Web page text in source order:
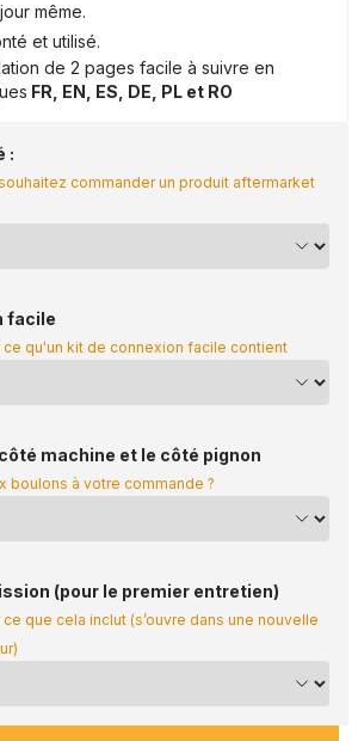
même.
et utilisé.
de 2 pages facile à suivre en
FR, EN, ES, DE, PL et RO
:
commander un produit aftermarket
facile
qu'un kit de connexion facile contient
machine et le côté pignon
boulons à votre commande ?
(pour le premier entretien)
que cela inclut (s’ouvre dans une nouvelle